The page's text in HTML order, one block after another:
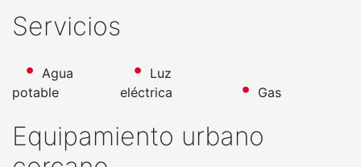
Servicios
Agua
potable
Luz
eléctrica
Gas
Equipamiento urbano